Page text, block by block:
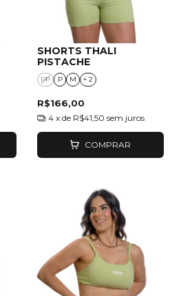
SHORTS THALI
PISTACHE
PP P M + 2
R$166,00
4 x de R$41,50 sem juros
COMPRAR